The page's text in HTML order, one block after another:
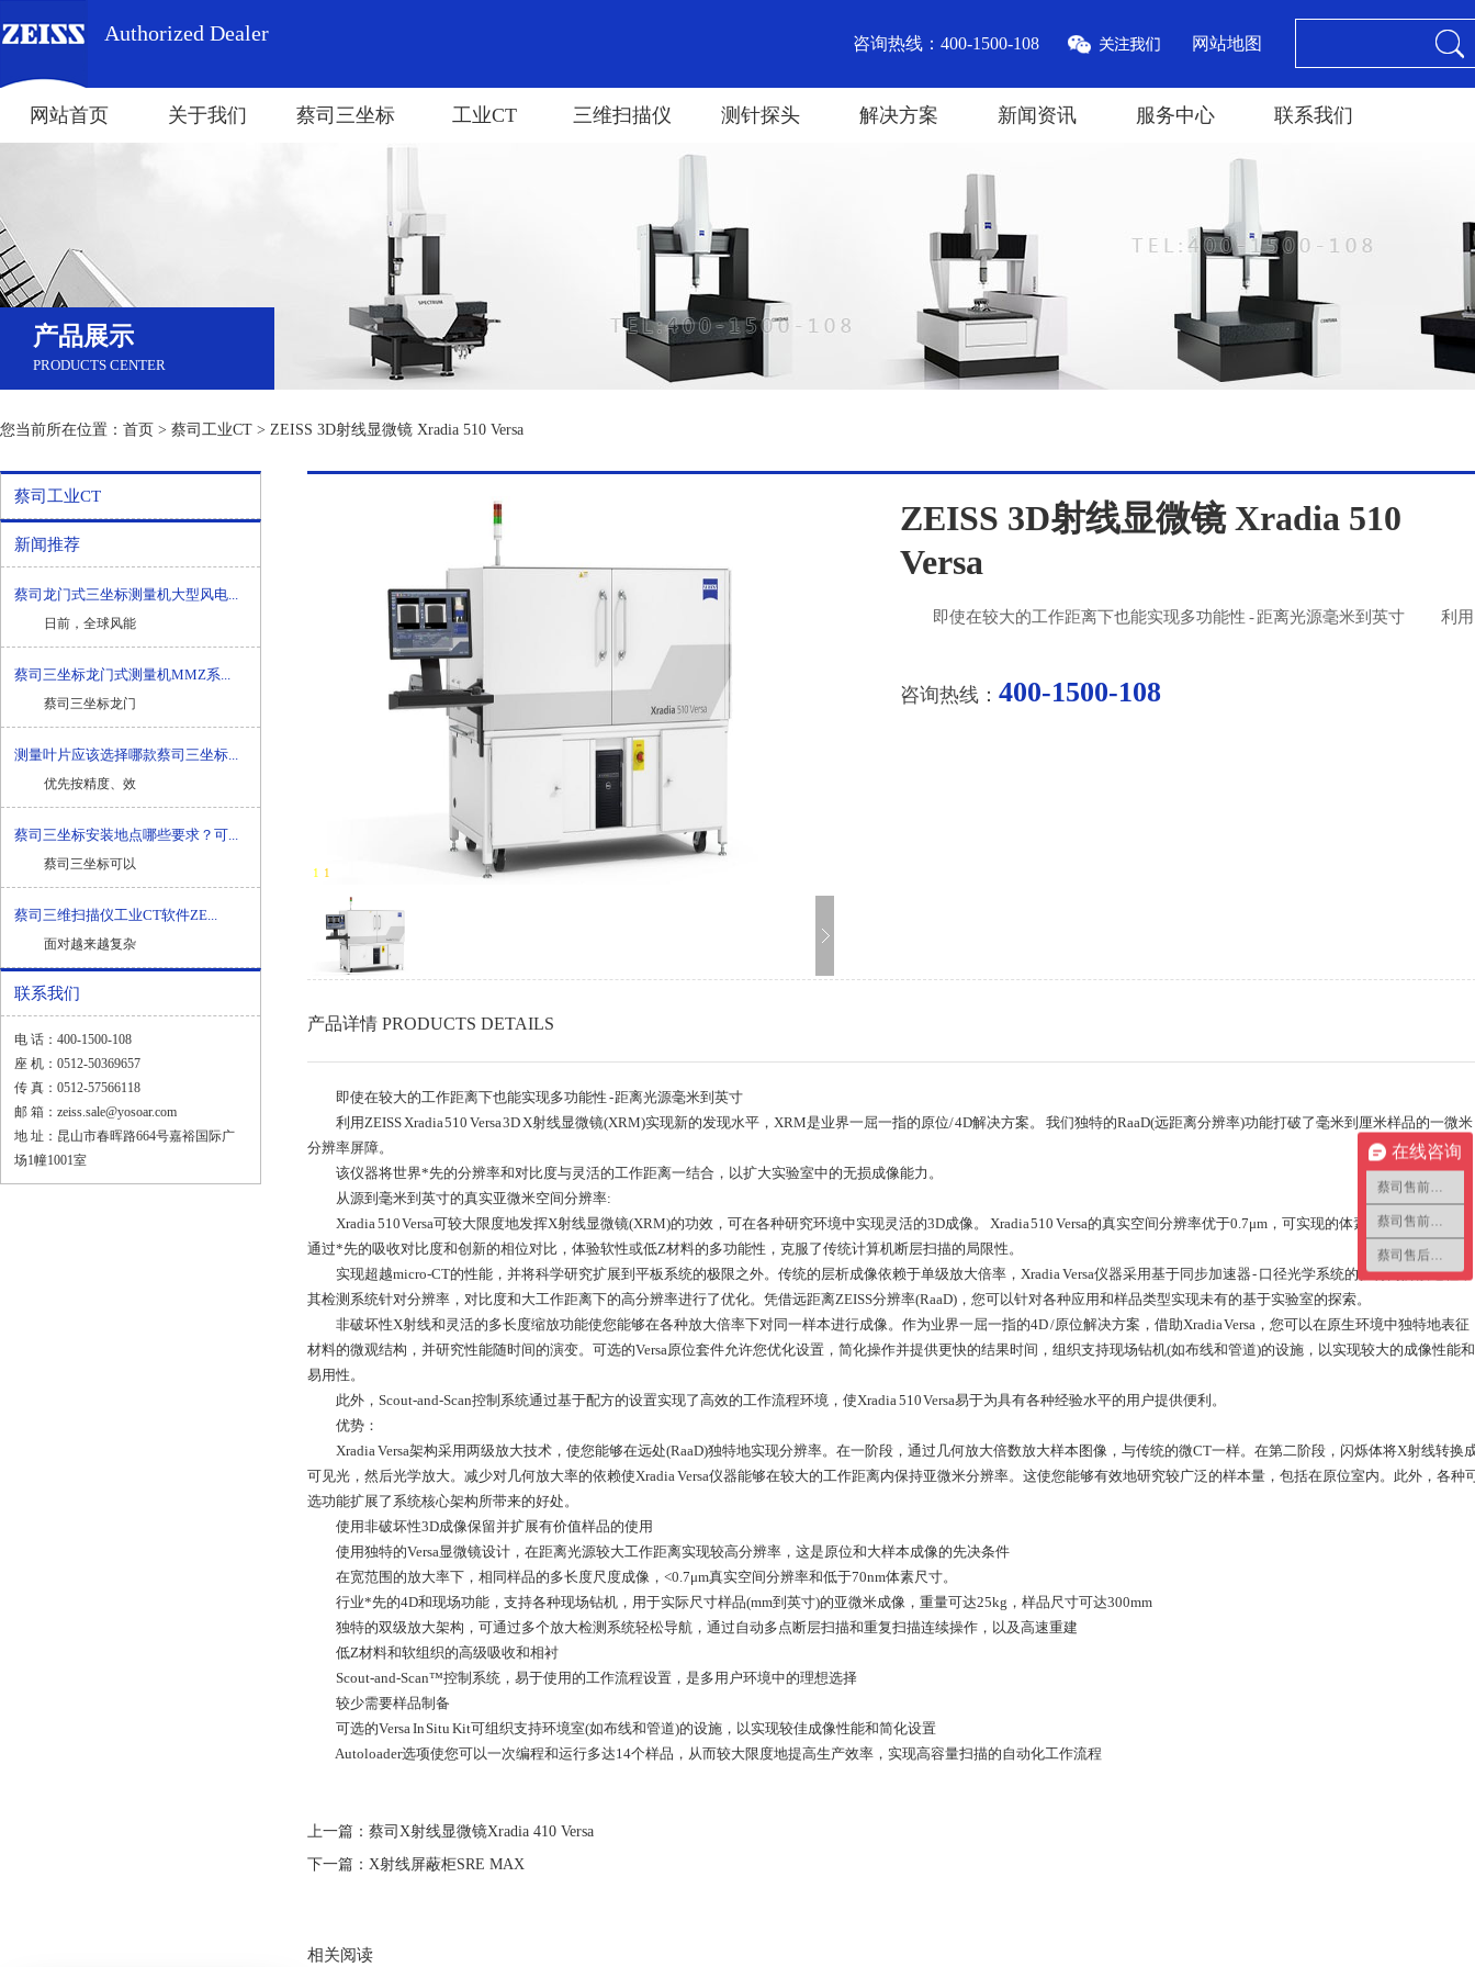
Authorized Dealer 网站地图
咨询热线：400-1500-108
网站首页 关于我们 蔡司三坐标 工业CT 三维扫描仪 测针探头 解决方案 新闻资讯 服务中心 联系我们
产品展示
PRODUCTS CENTER
您当前所在位置： 首页 > 蔡司工业CT > ZEISS 3D射线显微镜 Xradia 510 Versa
蔡司工业CT
新闻推荐
蔡司龙门式三坐标测量机大型风电...
日前，全球风能
蔡司三坐标龙门式测量机MMZ系...
蔡司三坐标龙门
测量叶片应该选择哪款蔡司三坐标...
优先按精度、效
蔡司三坐标安装地点哪些要求？可...
蔡司三坐标可以
蔡司三维扫描仪工业CT软件ZE...
面对越来越复杂
联系我们
电 话：400-1500-108
座 机：0512-50369657
传 真：0512-57566118
邮 箱：zeiss.sale@yosoar.com
地 址：昆山市春晖路664号嘉裕国际广
场1幢1001室
1 1
ZEISS 3D射线显微镜 Xradia 510
Versa
即使在较大的工作距离下也能实现多功能性 - 距离光源毫米到英寸 利用
屈一指的原位/
咨询热线： 400-1500-108
产品详情 PRODUCTS DETAILS
即使在较大的工作距离下也能实现多功能性 - 距离光源毫米到英寸
利用ZEISS Xradia 510 Versa 3DX射线显微镜(XRM)实现新的发现水平，XRM是业界一屈一指的原位/ 4D解决方案。 我们独特的RaaD(远距离分辨率)功能打破了毫米到厘米样品的一微米
分辨率屏障。
该仪器将世界*先的分辨率和对比度与灵活的工作距离一结合，以扩大实验室中的无损成像能力。
从源到毫米到英寸的真实亚微米空间分辨率:
Xradia 510 Versa可较大限度地发挥X射线显微镜(XRM)的功效，可在各种研究环境中实现灵活的3D成像。 Xradia 510 Versa的真实空间分辨率优于0.7μm，可实现的体素尺寸低于70 nm。
通过*先的吸收对比度和创新的相位对比，体验软性或低Z材料的多功能性，克服了传统计算机断层扫描的局限性。
实现超越micro-CT的性能，并将科学研究扩展到平板系统的极限之外。传统的层析成像依赖于单级放大倍率，Xradia Versa仪器采用基于同步加速器 - 口径光学系统的独特两阶段过程，
其检测系统针对分辨率，对比度和大工作距离下的高分辨率进行了优化。凭借远距离ZEISS分辨率(RaaD)，您可以针对各种应用和样品类型实现未有的基于实验室的探索。
非破坏性X射线和灵活的多长度缩放功能使您能够在各种放大倍率下对同一样本进行成像。作为业界一屈一指的4D /原位解决方案，借助Xradia Versa，您可以在原生环境中独特地表征
材料的微观结构，并研究性能随时间的演变。可选的Versa原位套件允许您优化设置，简化操作并提供更快的结果时间，组织支持现场钻机(如布线和管道)的设施，以实现较大的成像性能和
易用性。
此外，Scout-and-Scan控制系统通过基于配方的设置实现了高效的工作流程环境，使Xradia 510 Versa易于为具有各种经验水平的用户提供便利。
优势：
Xradia Versa架构采用两级放大技术，使您能够在远处(RaaD)独特地实现分辨率。在一阶段，通过几何放大倍数放大样本图像，与传统的微CT一样。在第二阶段，闪烁体将X射线转换
可见光，然后光学放大。减少对几何放大率的依赖使Xradia Versa仪器能够在较大的工作距离内保持亚微米分辨率。这使您能够有效地研究较广泛的样本量，包括在原位室内。此外，各种
选功能扩展了系统核心架构所带来的好处。
使用非破坏性3D成像保留并扩展有价值样品的使用
使用独特的Versa显微镜设计，在距离光源较大工作距离实现较高分辨率，这是原位和大样本成像的先决条件
在宽范围的放大率下，相同样品的多长度尺度成像，<0.7μm真实空间分辨率和低于70nm体素尺寸。
行业*先的4D和现场功能，支持各种现场钻机，用于实际尺寸样品(mm到英寸)的亚微米成像，重量可达25kg，样品尺寸可达300mm
独特的双级放大架构，可通过多个放大检测系统轻松导航，通过自动多点断层扫描和重复扫描连续操作，以及高速重建
低Z材料和软组织的高级吸收和相衬
Scout-and-Scan™控制系统，易于使用的工作流程设置，是多用户环境中的理想选择
较少需要样品制备
可选的Versa In Situ Kit可组织支持环境室(如布线和管道)的设施，以实现较佳成像性能和简化设置
Autoloader选项使您可以一次编程和运行多达14个样品，从而较大限度地提高生产效率，实现高容量扫描的自动化工作流程
上一篇： 蔡司X射线显微镜Xradia 410 Versa
下一篇： X射线屏蔽柜SRE MAX
相关阅读
在线咨询
蔡司售前咨询1
蔡司售前咨询2
蔡司售后咨询